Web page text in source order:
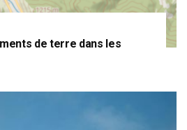
de terre dans les